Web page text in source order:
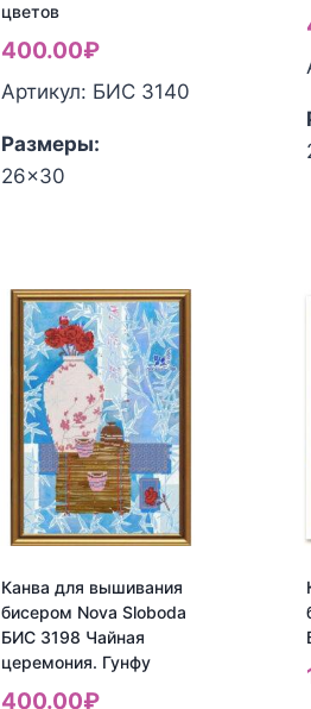
цветов
400.00₽
Артикул: БИС 3140
для
вышивания
бисером
Nova
Sloboda
БИС
3140
Царица
цветов
Размеры:
26x30
Канва для вышивания
бисером Nova Sloboda
БИС 3198 Чайная
церемония. Гунфу
400.00₽